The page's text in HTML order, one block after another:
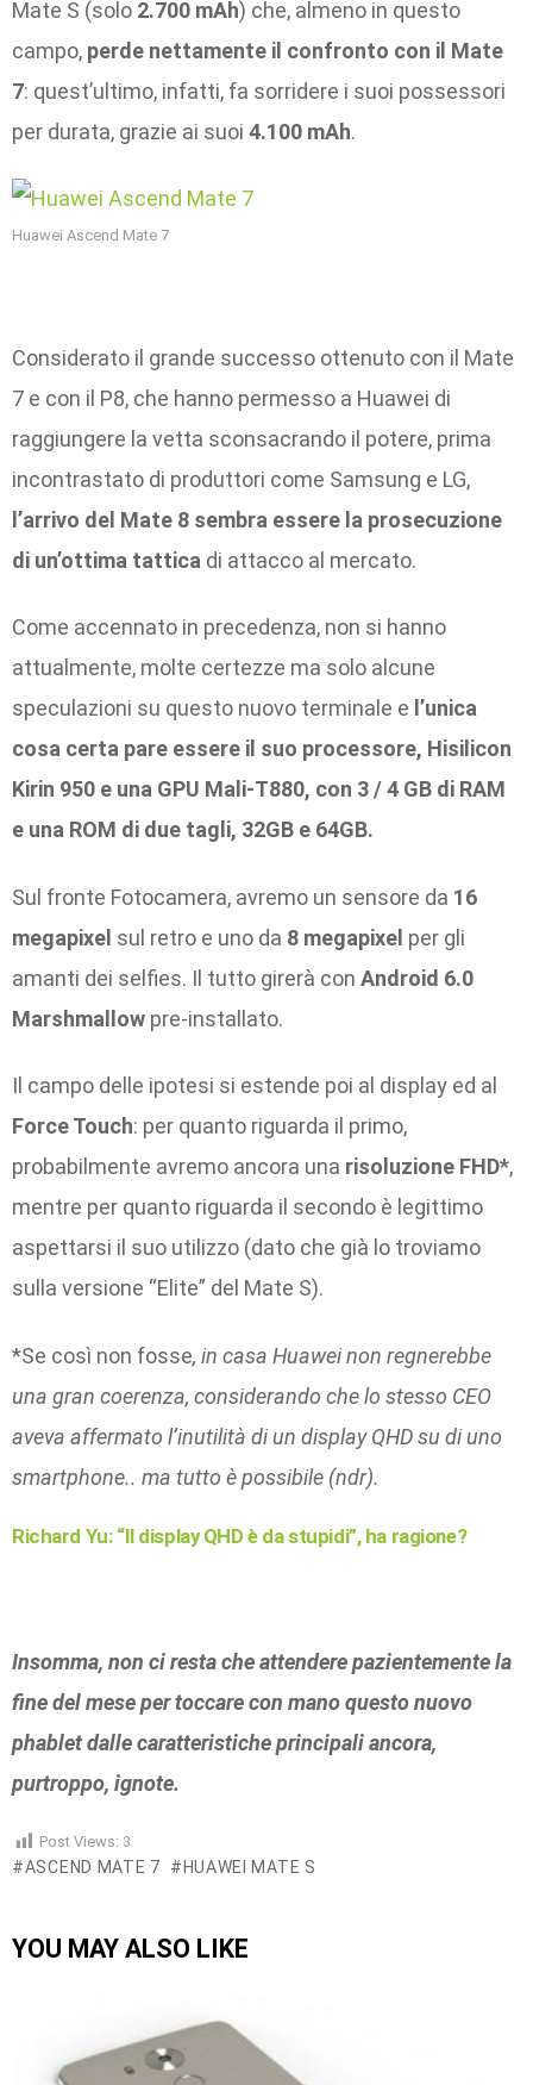
Mate S (solo 2.700 mAh) che, almeno in questo
campo, perde nettamente il confronto con il Mate
7: quest’ultimo, infatti, fa sorridere i suoi possessori
per durata, grazie ai suoi 4.100 mAh.
Huawei Ascend Mate 7
Considerato il grande successo ottenuto con il Mate
7 e con il P8, che hanno permesso a Huawei di
raggiungere la vetta sconsacrando il potere, prima
incontrastato di produttori come Samsung e LG,
l’arrivo del Mate 8 sembra essere la prosecuzione
di un’ottima tattica di attacco al mercato.
Come accennato in precedenza, non si hanno
attualmente, molte certezze ma solo alcune
speculazioni su questo nuovo terminale e l’unica
cosa certa pare essere il suo processore, Hisilicon
Kirin 950 e una GPU Mali-T880, con 3 / 4 GB di RAM
e una ROM di due tagli, 32GB e 64GB.
Sul fronte Fotocamera, avremo un sensore da 16
megapixel sul retro e uno da 8 megapixel per gli
amanti dei selfies. Il tutto girerà con Android 6.0
Marshmallow pre-installato.
Il campo delle ipotesi si estende poi al display ed al
Force Touch: per quanto riguarda il primo,
probabilmente avremo ancora una risoluzione FHD*,
mentre per quanto riguarda il secondo è legittimo
aspettarsi il suo utilizzo (dato che già lo troviamo
sulla versione “Elite” del Mate S).
*Se così non fosse, in casa Huawei non regnerebbe
una gran coerenza, considerando che lo stesso CEO
aveva affermato l’inutilità di un display QHD su di uno
smartphone.. ma tutto è possibile (ndr).
Richard Yu: “Il display QHD è da stupidi”, ha ragione?
Insomma, non ci resta che attendere pazientemente la
fine del mese per toccare con mano questo nuovo
phablet dalle caratteristiche principali ancora,
purtroppo, ignote.
Post Views: 3
ASCEND MATE 7 HUAWEI MATE S
YOU MAY ALSO LIKE